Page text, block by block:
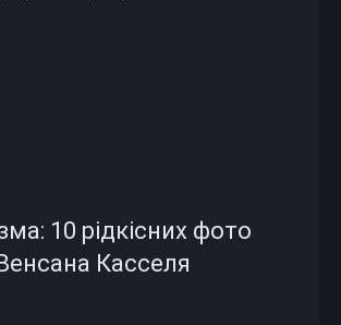
10 рідкісних фото
Касселя